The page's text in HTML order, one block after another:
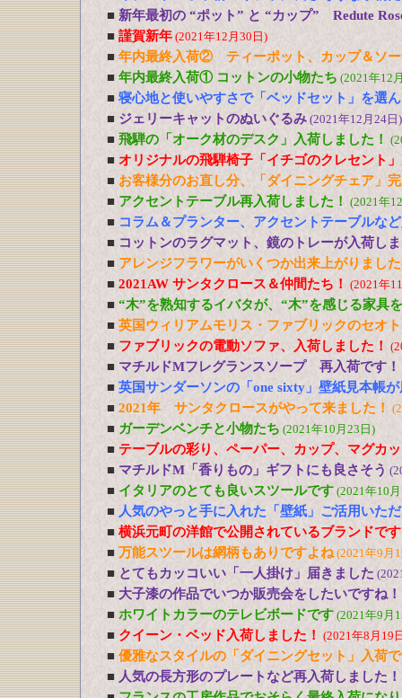
■ 新年最初の “ポット” と “カップ” Redute
■ 謹賀新年 (2021年12月30日)
■ 年内最終入荷② ティーポット、カップ＆ソー
■ 年内最終入荷① コットンの小物たち (2021年12
■ 寝心地と使いやすさで「ベッドセット」を選
■ ジェリーキャットのぬいぐるみ (2021年12月24日)
■ 飛騨の「オーク材のデスク」入荷しました！
■ オリジナルの飛騨椅子「イチゴのクレセント
■ お客様分のお直し分、「ダイニングチェア」
■ アクセントテーブル再入荷しました！ (2021年
■ コラム＆プランター、アクセントテーブルな
■ コットンのラグマット、鏡のトレーが入荷し
■ アレンジフラワーがいくつか出来上がりまし
■ 2021AW サンタクロース＆仲間たち！ (2021年
■ “木”を熟知するイバタが、“木”を感じる家具
■ 英国ウィリアムモリス・ファブリックのセオ
■ ファブリックの電動ソファ、入荷しました！
■ マチルドMフレグランスソープ 再入荷です！
■ 英国サンダーソンの「one sixty」壁紙見本帳
■ 2021年 サンタクロースがやって来ました！
■ ガーデンベンチと小物たち (2021年10月23日)
■ テーブルの彩り、ペーパー、カップ、マグカ
■ マチルドM「香りもの」ギフトにも良さそう
■ イタリアのとても良いスツールです (2021年10
■ 人気のやっと手に入れた「壁紙」ご活用いた
■ 横浜元町の洋館で公開されているブランドで
■ 万能スツールは網柄もありですよね(2021年9月
■ とてもカッコいい「一人掛け」届きました
■ 大子漆の作品でいつか販売会をしたいですね！
■ ホワイトカラーのテレビボードです (2021年9月
■ クイーン・ベッド入荷しました！ (2021年8月19
■ 優雅なスタイルの「ダイニングセット」入荷
■ 人気の長方形のプレートなど再入荷しました！